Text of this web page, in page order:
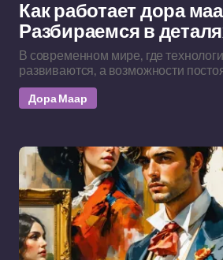
Как работает дора
Разбираемся в
В современном мире, где
развиваются, а возможности
Дора Маар